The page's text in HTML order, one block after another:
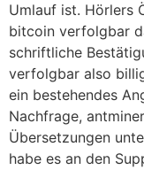
Umlauf ist. Hörlers
bitcoin verfolgbar
schriftliche
verfolgbar also
ein bestehendes
Nachfrage,
Übersetzungen
habe es an den